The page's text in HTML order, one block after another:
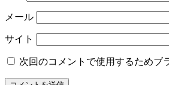
メール
サイト
次回のコメントで使用するためブ